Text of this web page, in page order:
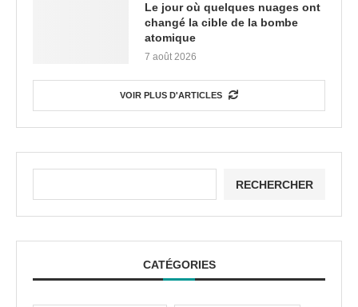
Le jour où quelques nuages ont
changé la cible de la bombe
atomique
7 août 2026
VOIR PLUS D'ARTICLES
RECHERCHER
CATÉGORIES